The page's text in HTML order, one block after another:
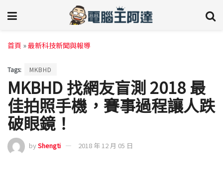
首頁 »最新科技新聞與報導
Tags: MKBHD
MKBHD 找網友盲測 2018 最
佳拍照手機，賽事過程讓人跌
破眼鏡！
byShengti 2018 年 12 月 05 日